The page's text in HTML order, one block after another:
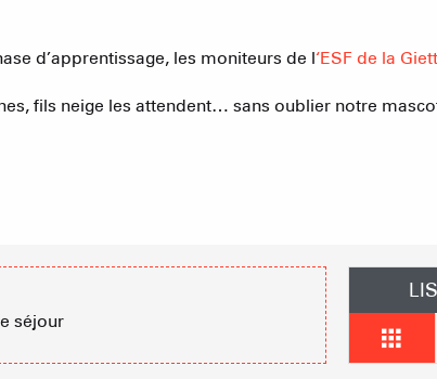
ACTIVITÉS & BIEN-ÊTRE
Agences immobilières
- 1930m
MÉTÉO
d’apprentissage, les moniteurs de l‘ESF de la
fils neige les attendent… sans oublier notre
séjour